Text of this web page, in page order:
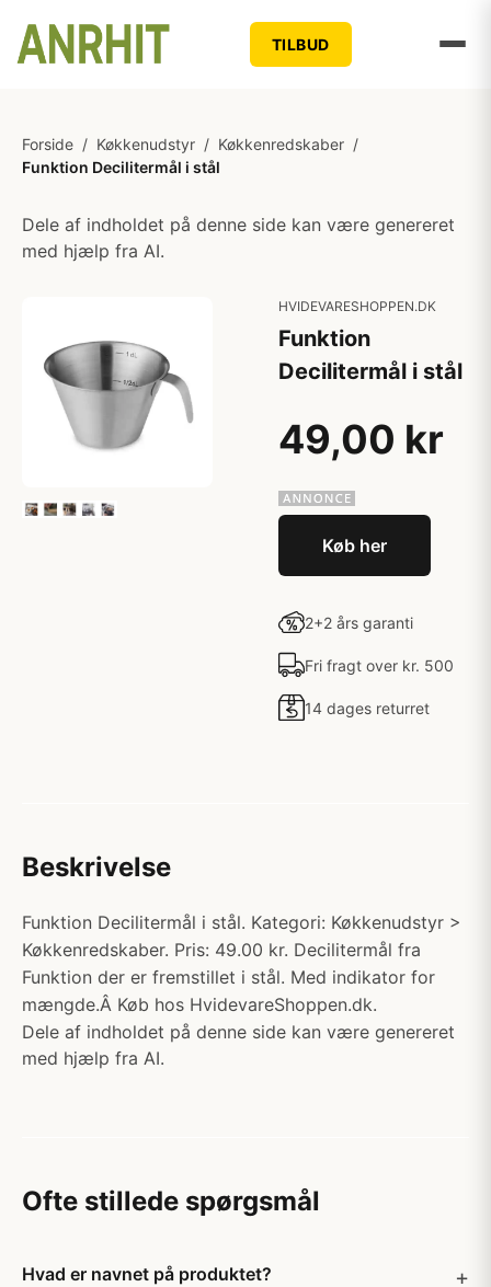
TILBUD
Forside / Køkkenudstyr / Køkkenredskaber /
Funktion Decilitermål i stål
Dele af indholdet på denne side kan være genereret
med hjælp fra AI.
HVIDEVARESHOPPEN.DK
Funktion
Decilitermål i stål
49,00 kr
Køb her
2+2 års garanti
Fri fragt over kr. 500
14 dages returret
Beskrivelse
Funktion Decilitermål i stål. Kategori: Køkkenudstyr >
Køkkenredskaber. Pris: 49.00 kr. Decilitermål fra
Funktion der er fremstillet i stål. Med indikator for
mængde.Â Køb hos HvidevareShoppen.dk.
Dele af indholdet på denne side kan være genereret
med hjælp fra AI.
Ofte stillede spørgsmål
Hvad er navnet på produktet?